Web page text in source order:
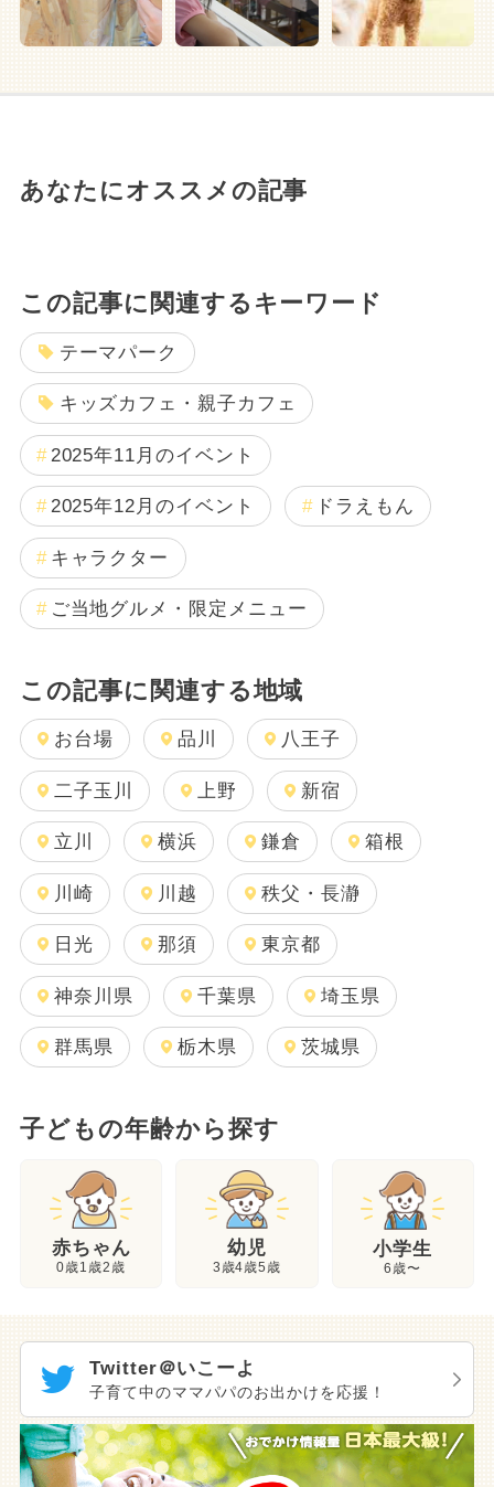
あなたにオススメの記事
この記事に関連するキーワード
テーマパーク
キッズカフェ・親子カフェ
2025年11月のイベント
2025年12月のイベント ドラえもん
キャラクター
ご当地グルメ・限定メニュー
この記事に関連する地域
お台場 品川 八王子
二子玉川 上野 新宿
立川 横浜 鎌倉 箱根
川崎 川越 秩父・長瀞
日光 那須 東京都
神奈川県 千葉県 埼玉県
群馬県 栃木県 茨城県
子どもの年齢から探す
赤ちゃん
0歳1歳2歳
幼児
3歳4歳5歳
小学生
6歳〜
Twitter＠いこーよ
子育て中のママパパのお出かけを応援！